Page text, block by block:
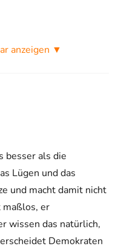
anzeigen ▼
besser als die
Lügen und das
und macht damit nicht
maßlos, er
wissen das natürlich,
Demokraten